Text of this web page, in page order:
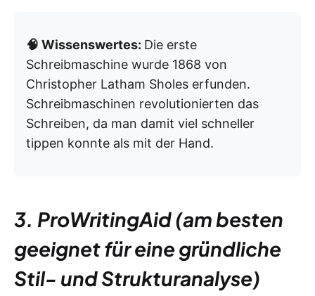
🧠 Wissenswertes: Die erste
Schreibmaschine wurde 1868 von
Christopher Latham Sholes erfunden.
Schreibmaschinen revolutionierten das
Schreiben, da man damit viel schneller
tippen konnte als mit der Hand.
3. ProWritingAid (am besten
geeignet für eine gründliche
Stil- und Strukturanalyse)